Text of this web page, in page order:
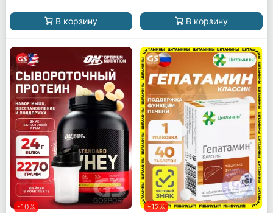
В корзину В корзину
-10% -12%